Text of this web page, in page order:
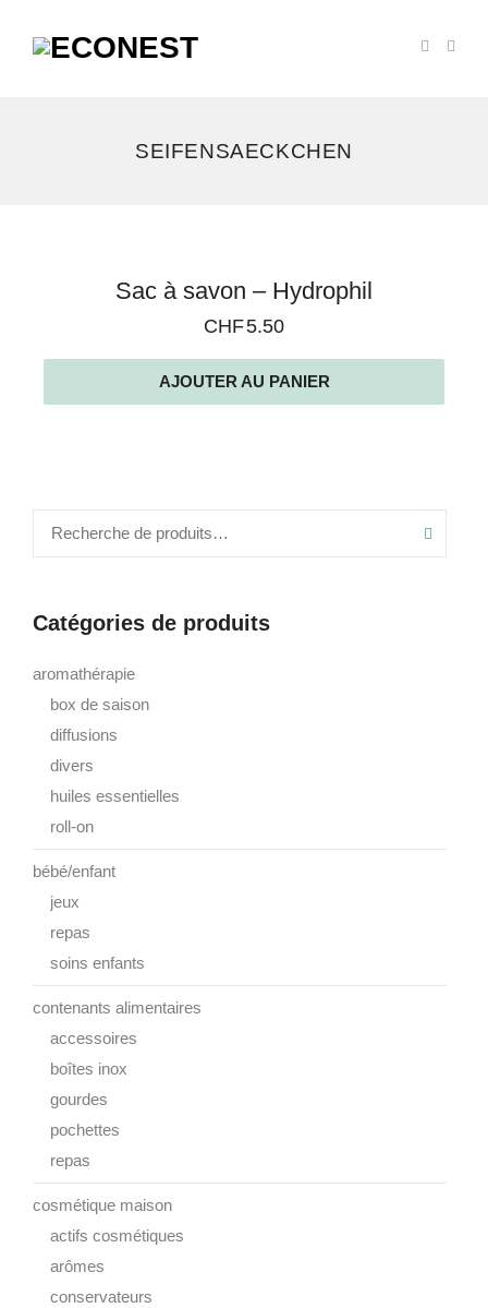
SEIFENSAECKCHEN
résultat
Sac à savon – Hydrophil
CHF5.50
AJOUTER AU PANIER
Catégories de produits
aromathérapie
box de saison
diffusions
divers
huiles essentielles
roll-on
bébé/enfant
jeux
repas
soins enfants
contenants alimentaires
accessoires
boîtes inox
gourdes
pochettes
repas
cosmétique maison
actifs cosmétiques
arômes
conservateurs